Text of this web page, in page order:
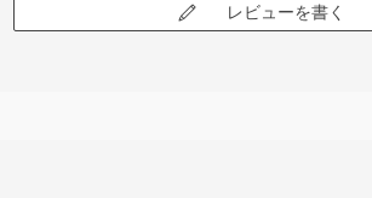
レビューを書く